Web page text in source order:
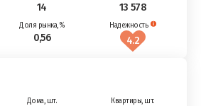
14 13 578
0,56 4.2